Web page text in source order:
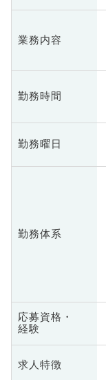
業務内容
勤務時間
勤務曜日
勤務体系
応募資格・
経験
求人特徴